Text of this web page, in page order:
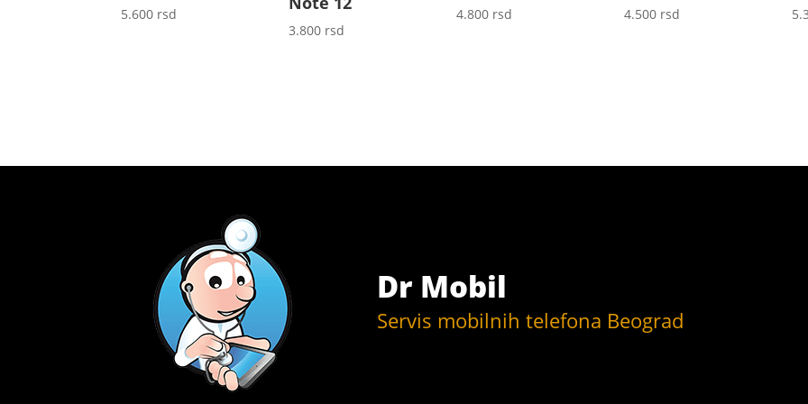
5.600 rsd
3.800 rsd
4.800 rsd 4.500 rsd
Dr Mobil
Servis mobilnih telefona Beograd